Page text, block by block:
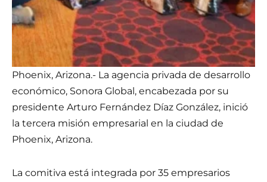
Phoenix, Arizona.- La agencia privada de desarrollo
económico, Sonora Global, encabezada por su
presidente Arturo Fernández Díaz González, inició
la tercera misión empresarial en la ciudad de
Phoenix, Arizona.
La comitiva está integrada por 35 empresarios